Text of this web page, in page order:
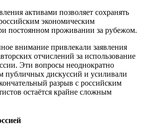
активами позволяет сохранять
экономическим
постоянном проживании за рубежом.
внимание привлекали заявления
отчислений за использование
Эти вопросы неоднократно
публичных дискуссий и усиливали
разрыв с российским
остаётся крайне сложным